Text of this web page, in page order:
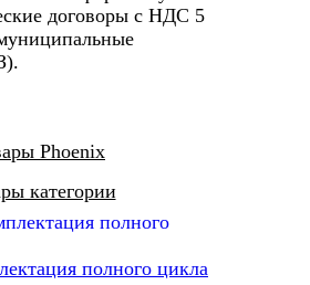
договоры с НДС 5
Phoenix
категории
полного цикла